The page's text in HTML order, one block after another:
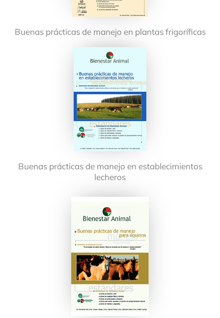
Buenas prácticas de manejo en plantas frigoríficas
Buenas prácticas de manejo en establecimientos
lecheros